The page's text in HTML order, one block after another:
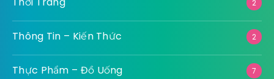
2
Thông Tin – Kiến Thức 2
Thực Phẩm – Đồ Uống 7